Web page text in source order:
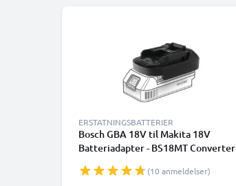
ERSTATNINGSBATTERIER
Bosch GBA 18V til Makita 18V
Batteriadapter - BS18MT Converter
(10 anmeldelser)